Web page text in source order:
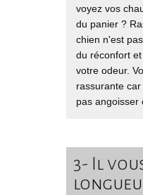
voyez vos
du panier ?
chien n'est
du réconfort
votre odeur.
rassurante
pas angoisser
3- Il